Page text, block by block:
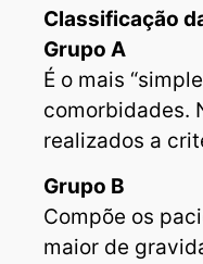
Classificação
Grupo A
É o mais
comorbidades.
realizados a
Grupo B
Compõe os
maior de